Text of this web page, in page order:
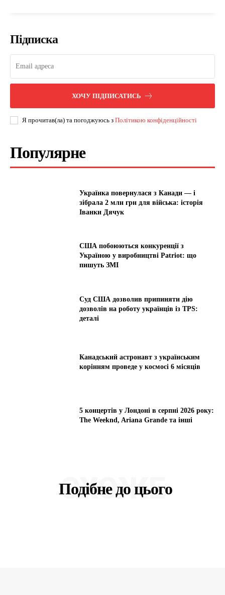
Підписка
ХОЧУ ПІДПИСАТИСЬ
Я прочитав(ла) та погоджуюсь з Політикою конфіденційності
Популярне
Українка повернулася з Канади — і
зібрала 2 млн грн для війська: історія
Іванки Дячук
США побоюються конкуренції з
Україною у виробництві Patriot: що
пишуть ЗМІ
Суд США дозволив припиняти дію
дозволів на роботу українців із TPS:
деталі
Канадський астронавт з українським
корінням проведе у космосі 6 місяців
5 концертів у Лондоні в серпні 2026 року:
The Weeknd, Ariana Grande та інші
Подібне до цього
СХОЖЕ